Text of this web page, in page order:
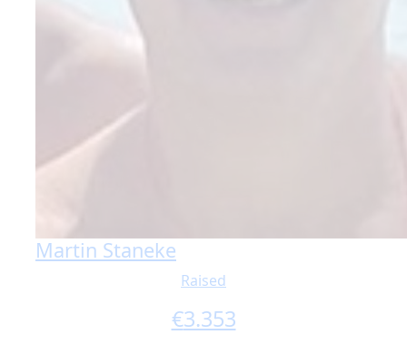
Martin Staneke
Raised
€3.353